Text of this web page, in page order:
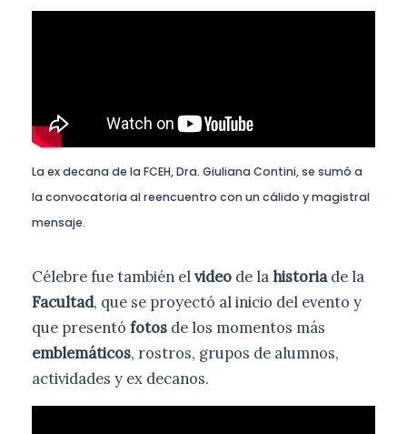
La ex decana de la FCEH, Dra. Giuliana Contini, se sumó a
la convocatoria al reencuentro con un cálido y magistral
mensaje.
Célebre fue también elvideo de la historiade la
Facultad, que se proyectó al inicio del evento y
que presentó fotos de los momentos más
emblemáticos, rostros, grupos de alumnos,
actividades y ex decanos.